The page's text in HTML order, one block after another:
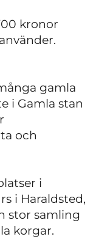
kronor
gamla
i Gamla stan
och
i
i Haraldsted,
stor samling
korgar.